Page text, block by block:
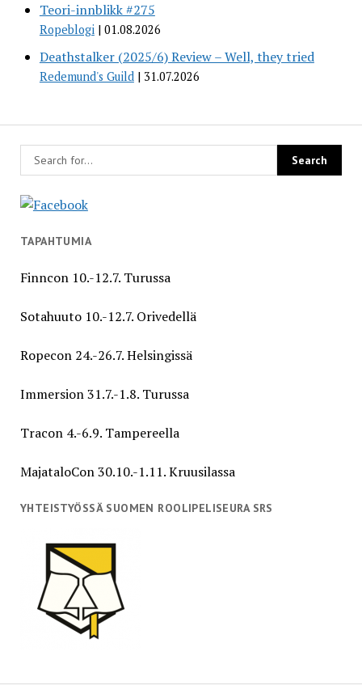
Teori-innblikk #275
Ropeblogi 01.08.2026
Deathstalker (2025/6) Review – Well, they tried
Redemund's Guild 31.07.2026
TAPAHTUMIA
Finncon 10.-12.7. Turussa
Sotahuuto 10.-12.7. Orivedellä
Ropecon 24.-26.7. Helsingissä
Immersion 31.7.-1.8. Turussa
Tracon 4.-6.9. Tampereella
MajataloCon 30.10.-1.11. Kruusilassa
YHTEISTYÖSSÄ SUOMEN ROOLIPELISEURA SRS